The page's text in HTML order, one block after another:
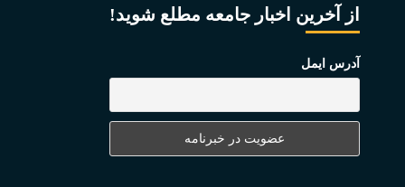
از آخرین اخبار جامعه مطلع شوید!
آدرس ایمل